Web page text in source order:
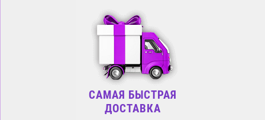
САМАЯ БЫСТРАЯ
ДОСТАВКА